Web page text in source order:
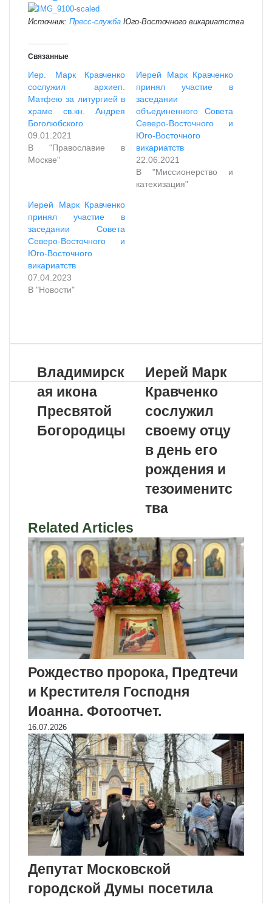
Источник: Пресс-служба Юго-Восточного викариатства
Связанные
Иер. Марк Кравченко
сослужил архиеп.
Матфею за литургией в
храме св.кн. Андрея
Боголюбского
09.01.2021
В "Православие в
Москве"
Иерей Марк Кравченко
принял участие в
заседании
объединенного Совета
Северо-Восточного и
Юго-Восточного
викариатств
22.06.2021
В "Миссионерство и
катехизация"
Иерей Марк Кравченко
принял участие в
заседании Совета
Северо-Восточного и
Юго-Восточного
викариатств
07.04.2023
В "Новости"
почте
Владимирск
ая икона
Пресвятой
Богородицы
Иерей Марк
Кравченко
сослужил
своему отцу
в день его
рождения и
тезоименитс
тва
Related Articles
Рождество пророка, Предтечи
и Крестителя Господня
Иоанна. Фотоотчет.
16.07.2026
Депутат Московской
городской Думы посетила